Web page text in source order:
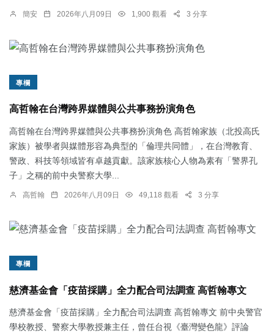
簡安 2026年八月09日 1,900 觀看 3 分享
專欄
高哲翰在台灣跨界媒體與公共事務扮演角色
高哲翰在台灣跨界媒體與公共事務扮演角色 高哲翰家族（北投高氏
家族）被學者與媒體形容為典型的「倫理共同體」，在台灣教育、
警政、科技等領域皆有卓越貢獻。該家族核心人物為素有「警界孔
子」之稱的前中央警察大學...
高哲翰 2026年八月09日 49,118 觀看 3 分享
專欄
慈濟基金會「疫苗採購」全力配合司法調查 高哲翰專文
慈濟基金會「疫苗採購」全力配合司法調查 高哲翰專文 前中央警官
學校教授、警察大學教授兼主任，曾任台視《臺灣變色龍》評論